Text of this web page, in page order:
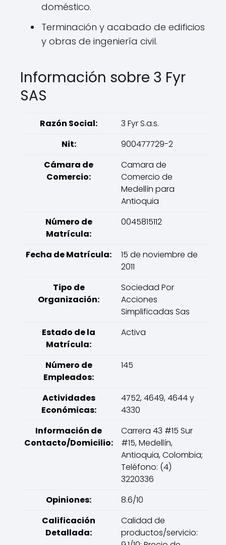
doméstico.
Terminación y acabado de edificios
y obras de ingeniería civil.
Información sobre 3 Fyr
SAS
Razón Social:
3 Fyr S.a.s.
Nit:
900477729-2
Cámara de
Comercio:
Camara de
Comercio de
Medellín para
Antioquia
Número de
Matrícula:
0045815112
Fecha de Matrícula:
15 de noviembre de
2011
Tipo de
Organización:
Sociedad Por
Acciones
Simplificadas Sas
Estado de la
Matrícula:
Activa
Número de
Empleados:
145
Actividades
Económicas:
4752, 4649, 4644 y
4330
Información de
Contacto/Domicilio:
Carrera 43 #15 Sur
#15, Medellín,
Antioquia, Colombia;
Teléfono: (4)
3220336
Opiniones:
8.6/10
Calificación
Detallada:
Calidad de
productos/servicio: